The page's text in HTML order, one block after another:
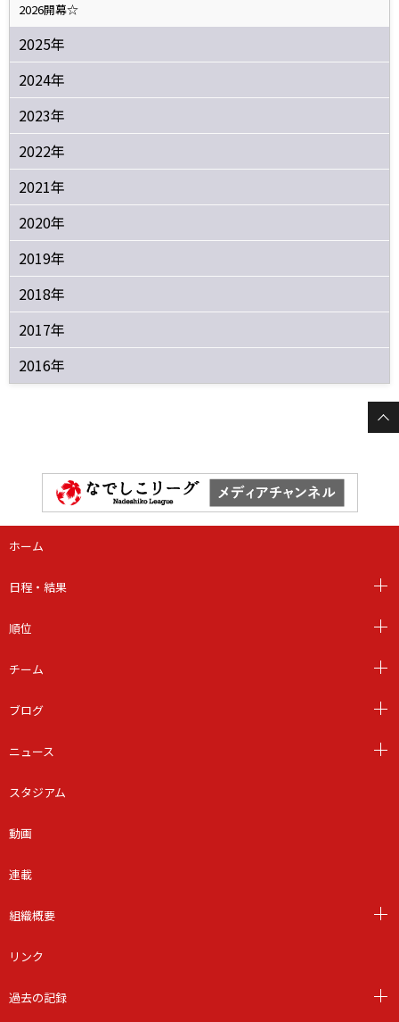
2026開幕☆
2025年
2024年
2023年
2022年
2021年
2020年
2019年
2018年
2017年
2016年
ホーム
日程・結果
順位
チーム
ブログ
ニュース
スタジアム
動画
連載
組織概要
リンク
過去の記録